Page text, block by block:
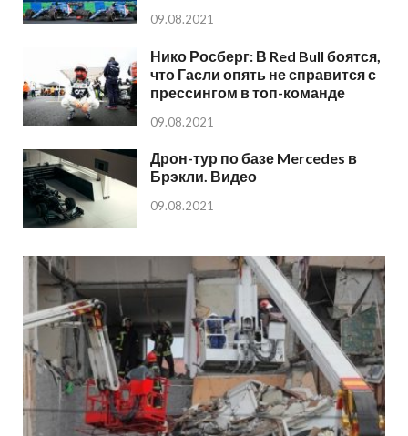
09.08.2021
Нико Росберг: В Red Bull боятся,
что Гасли опять не справится с
прессингом в топ-команде
09.08.2021
Дрон-тур по базе Mercedes в
Брэкли. Видео
09.08.2021